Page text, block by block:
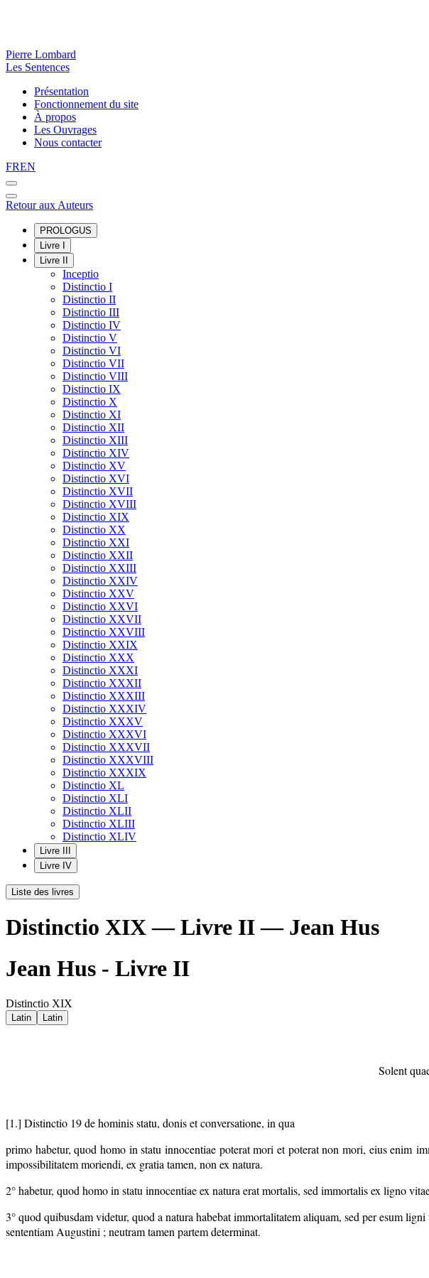
Pierre Lombard
Les Sentences
Présentation
Fonctionnement du site
À propos
Les Ouvrages
Nous contacter
FREN
Retour aux Auteurs
PROLOGUS
Livre I
Livre II
Inceptio
Distinctio I
Distinctio II
Distinctio III
Distinctio IV
Distinctio V
Distinctio VI
Distinctio VII
Distinctio VIII
Distinctio IX
Distinctio X
Distinctio XI
Distinctio XII
Distinctio XIII
Distinctio XIV
Distinctio XV
Distinctio XVI
Distinctio XVII
Distinctio XVIII
Distinctio XIX
Distinctio XX
Distinctio XXI
Distinctio XXII
Distinctio XXIII
Distinctio XXIV
Distinctio XXV
Distinctio XXVI
Distinctio XXVII
Distinctio XXVIII
Distinctio XXIX
Distinctio XXX
Distinctio XXXI
Distinctio XXXII
Distinctio XXXIII
Distinctio XXXIV
Distinctio XXXV
Distinctio XXXVI
Distinctio XXXVII
Distinctio XXXVIII
Distinctio XXXIX
Distinctio XL
Distinctio XLI
Distinctio XLII
Distinctio XLIII
Distinctio XLIV
Livre III
Livre IV
Liste des livres
Distinctio XIX — Livre II — Jean Hus
Jean Hus - Livre II
Distinctio XIX
Latin Latin
Solent
[1.] Distinctio 19 de hominis statu, donis et conversatione, in qua
primo habetur, quod homo in statu innocentiae poterat mori et poterat non mori, eius enim
impossibilitatem moriendi, ex gratia tamen, non ex natura.
2° habetur, quod homo in statu innocentiae ex natura erat mortalis, sed immortalis ex ligno
3° quod quibusdam videtur, quod a natura habebat immortalitatem aliquam, sed per esum
sententiam Augustini ; neutram tamen partem determinat.